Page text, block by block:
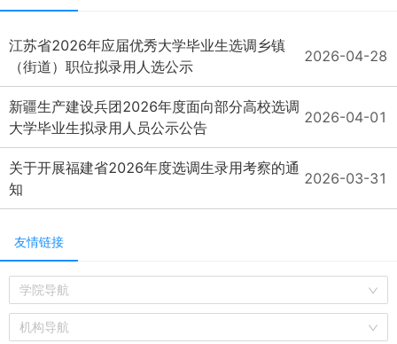
江苏省2026年应届优秀大学毕业生选调乡镇
（街道）职位拟录用人选公示
2026-04-28
新疆生产建设兵团2026年度面向部分高校选调
大学毕业生拟录用人员公示公告
2026-04-01
关于开展福建省2026年度选调生录用考察的通
知
2026-03-31
友情链接
学院导航
机构导航